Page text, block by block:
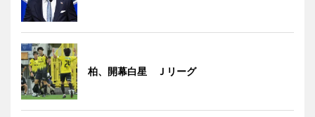
柏、開幕白星 Ｊリーグ